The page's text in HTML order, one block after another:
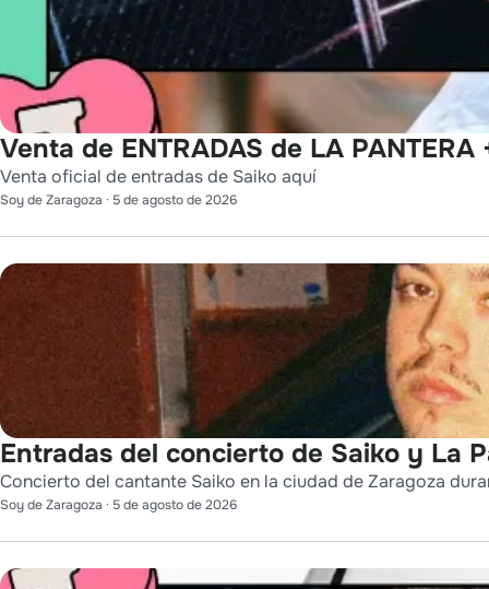
Venta de ENTRADAS de LA
Venta oficial de entradas de Saiko aquí
Soy de Zaragoza · 5 de agosto de 2026
Entradas del concierto de Saiko y La
Concierto del cantante Saiko en la ciudad de Zaragoza
Soy de Zaragoza · 5 de agosto de 2026